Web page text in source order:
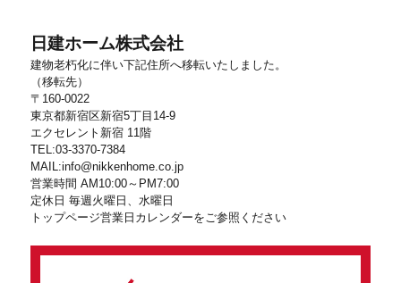
日建ホーム株式会社
建物老朽化に伴い下記住所へ移転いたしました。
（移転先）
〒160-0022
東京都新宿区新宿5丁目14-9
エクセレント新宿 11階
TEL:03-3370-7384
MAIL:info@nikkenhome.co.jp
営業時間 AM10:00～PM7:00
定休日 毎週火曜日、水曜日
トップページ営業日カレンダーをご参照ください